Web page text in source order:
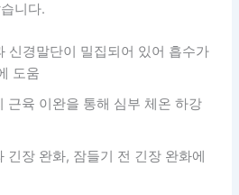
니다.
신경말단이 밀집되어 있어 흡수가
도움
근육 이완을 통해 심부 체온 하강
긴장 완화, 잠들기 전 긴장 완화에